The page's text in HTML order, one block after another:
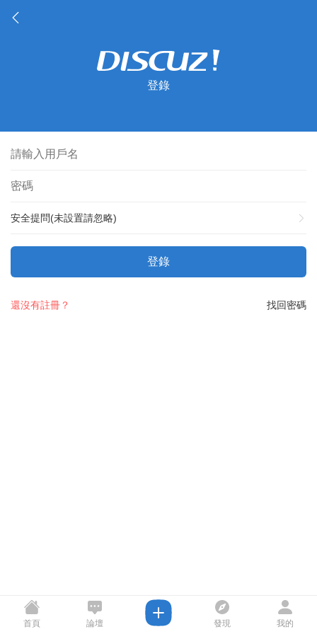
登錄
安全提問(未設置請忽略)
登錄
找回密碼
還沒有註冊？
首頁 論壇 發現 我的